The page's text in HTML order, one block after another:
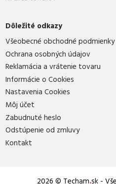
Dôležité odkazy
Všeobecné obchodné podmienky
Ochrana osobných údajov
Reklamácia a vrátenie tovaru
Informácie o Cookies
Nastavenia Cookies
Môj účet
Zabudnuté heslo
Odstúpenie od zmluvy
Kontakt
2026 © Techam.sk -